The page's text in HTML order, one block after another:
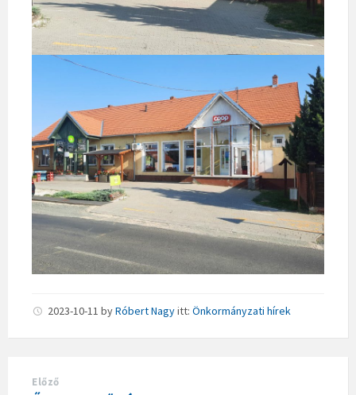
2023-10-11 byRóbert Nagyitt: Önkormányzati hírek
Előző